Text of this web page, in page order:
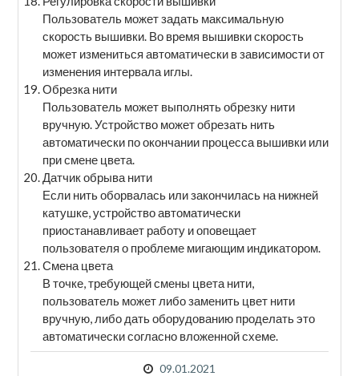
Пользователь может задать максимальную
скорость вышивки. Во время вышивки скорость
может измениться автоматически в зависимости от
изменения интервала иглы.
Обрезка нити
Пользователь может выполнять обрезку нити
вручную. Устройство может обрезать нить
автоматически по окончании процесса вышивки или
при смене цвета.
Датчик обрыва нити
Если нить оборвалась или закончилась на нижней
катушке, устройство автоматически
приостанавливает работу и оповещает
пользователя о проблеме мигающим индикатором.
Смена цвета
В точке, требующей смены цвета нити,
пользователь может либо заменить цвет нити
вручную, либо дать оборудованию проделать это
автоматически согласно вложенной схеме.
09.01.2021